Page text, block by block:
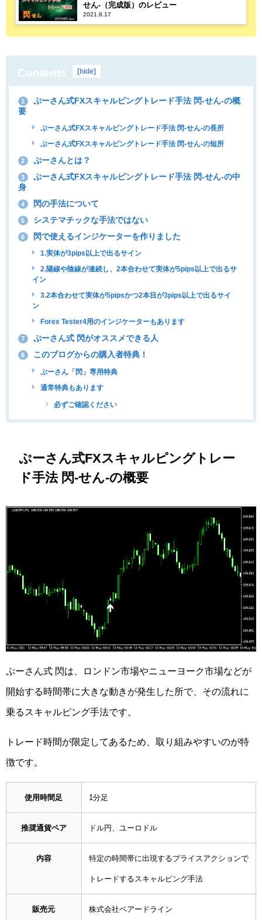
せん-（完成版）のレビュー
2021.8.17
Contents [hide]
1
ぷーさん式FXスキャルピングトレード手法 閃-せん-の概
要
ぷーさん式FXスキャルピングトレード手法 閃-せん-の長所
ぷーさん式FXスキャルピングトレード手法 閃-せん-の短所
2 ぷーさんとは？
3
ぷーさん式FXスキャルピングトレード手法 閃-せん-の中
身
4 閃の手法について
5 システマチックな手法ではない
6 閃で使えるインジケーターを作りました
1.実体が3pips以上で出るサイン
2.陽線や陰線が連続し、2本合わせて実体が5pips以上で出るサ
イン
3.2本合わせて実体が5pipsかつ2本目が3pips以上で出るサイ
ン
Forex Tester4用のインジケーターもあります
7 ぷーさん式 閃がオススメできる人
8 このブログからの購入者特典！
ぷーさん「閃」専用特典
通常特典もあります
必ずご確認ください
ぷーさん式FXスキャルピングトレー
ド手法 閃-せん-の概要
ぷーさん式 閃は、ロンドン市場やニューヨーク市場などが
開始する時間帯に大きな動きが発生した所で、その流れに
乗るスキャルピング手法です。
トレード時間が限定してあるため、取り組みやすいのが特
徴です。
使用時間足 1分足
推奨通貨ペア ドル円、ユーロドル
内容 特定の時間帯に出現するプライスアクションで
トレードするスキャルピング手法
販売元 株式会社ベアードライン